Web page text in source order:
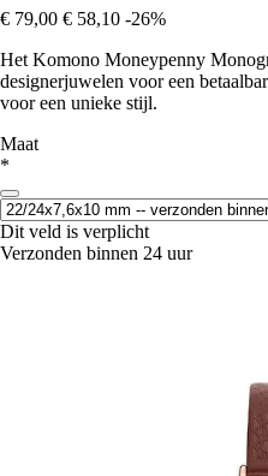
€ 79,00 € 58,10 -26%
Het Komono Moneypenny
designerjuwelen voor een
voor een unieke stijl.
Maat
*
Dit veld is verplicht
Verzonden binnen 24 uur